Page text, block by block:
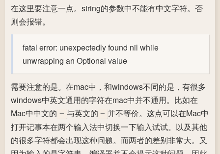
在这里要注意一点。string的参数中不能有中文字符。否
则会报错。
fatal error: unexpectedly found nil while
unwrapping an Optional value
需要注意的是。在mac中，和windows不同的是，有很多
windows中英文通用的字符在mac中并不通用。比如在
Mac中中文的 = 与英文的 = 并不等价。这点可以在Mac中
打开记事本在两个输入法中切换一下输入试试。以及其他
的很多字符都会出现这种问题。而两者的差别非常大。又